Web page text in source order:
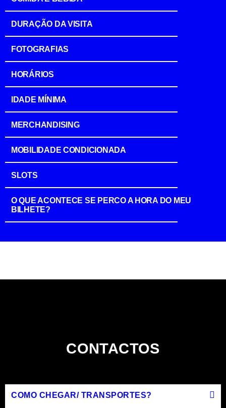
DURAÇÃO DA VISITA
FOTOGRAFIAS
HORÁRIOS
IDADE MÍNIMA
MERCHANDISING
MOBILIDADE CONDICIONADA
SLOTS
O QUE ACONTECE SE PERCO A HORA DO MEU
BILHETE?
CONTACTOS
COMO CHEGAR/ TRANSPORTES?